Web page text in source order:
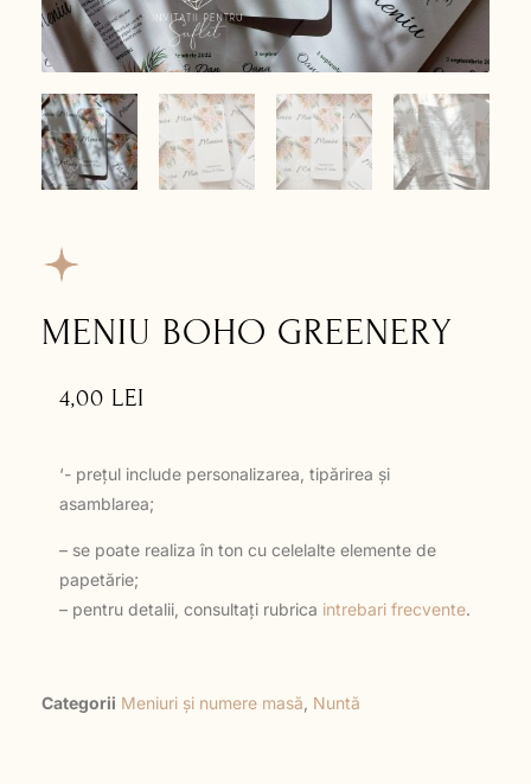
MENIU BOHO GREENERY
4,00 LEI
‘- prețul include personalizarea, tipărirea și
asamblarea;
– se poate realiza în ton cu celelalte elemente de
papetărie;
– pentru detalii, consultați rubrica intrebari frecvente.
Categorii Meniuri și numere masă Nuntă